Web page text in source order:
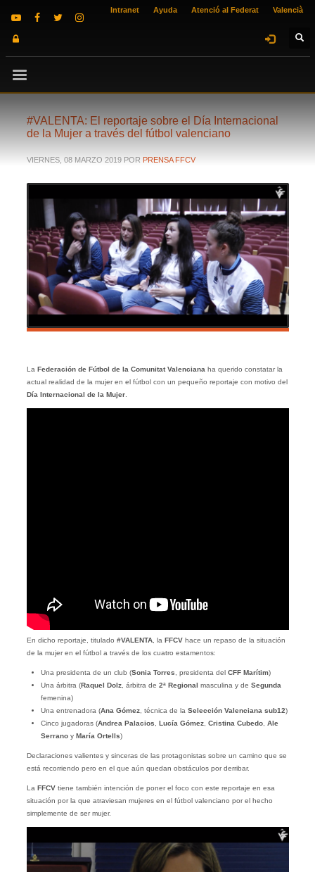
Intranet Ayuda Atenció al Federat Valencià
#VALENTA: El reportaje sobre el Día Internacional
de la Mujer a través del fútbol valenciano
VIERNES, 08 MARZO 2019 POR PRENSA FFCV
La Federación de Fútbol de la Comunitat Valenciana ha querido constatar la
actual realidad de la mujer en el fútbol con un pequeño reportaje con motivo del
Día Internacional de la Mujer.
En dicho reportaje, titulado #VALENTA, la FFCVhace un repaso de la situación
de la mujer en el fútbol a través de los cuatro estamentos:
Una presidenta de un club (Sonia Torres , presidenta del CFF Marítim)
Una árbitra (Raquel Dolz, árbitra de 2ª Regional masculina y de Segunda
femenina)
Una entrenadora (Ana Gómez, técnica de la Selección Valenciana sub12)
Cinco jugadoras (Andrea Palacios Lucía Gómez, Cristina Cubedo, Ale
Serranoy María Ortells)
Declaraciones valientes y sinceras de las protagonistas sobre un camino que se
está recorriendo pero en el que aún quedan obstáculos por derribar.
La FFCVtiene también intención de poner el foco con este reportaje en esa
situación por la que atraviesan mujeres en el fútbol valenciano por el hecho
simplemente de ser mujer.